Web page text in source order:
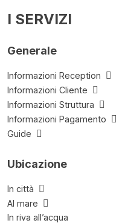
I SERVIZI
Generale
Informazioni Reception
Informazioni Cliente
Informazioni Struttura
Informazioni Pagamento
Guide
Ubicazione
In città
Al mare
In riva all’acqua